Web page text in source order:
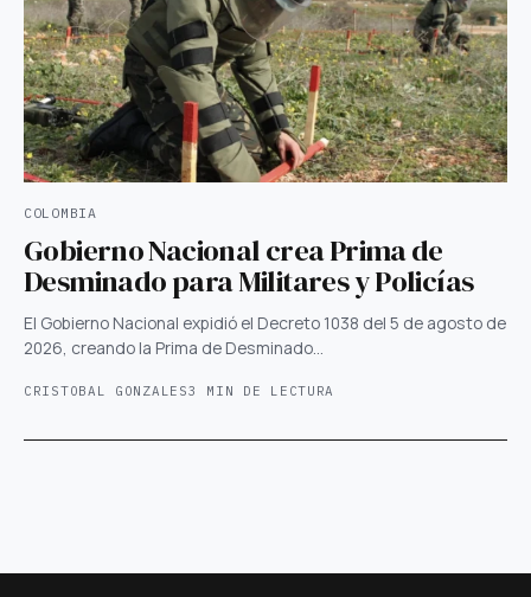
COLOMBIA
Gobierno Nacional crea Prima de
Desminado para Militares y Policías
El Gobierno Nacional expidió el Decreto 1038 del 5 de agosto de
2026, creando la Prima de Desminado…
CRISTOBAL GONZALES3 MIN DE LECTURA